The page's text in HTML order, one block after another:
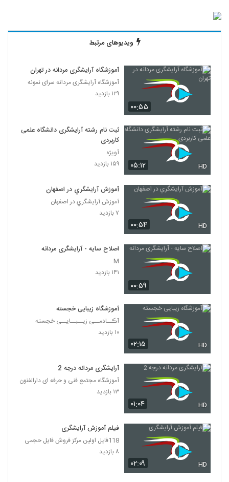
ویدیوهای مرتبط
۰۰:۵۵
آموزشگاه آرایشگری مردانه در تهران
آموزشگاه آرایشگری مردانه سرای نمونه
۱۲۹ بازدید
۰۵:۱۲ HD
ثبت نام رشته آرایشگری دانشگاه علمی
کاربردی
آویژه
۱۵۹ بازدید
۰۰:۵۴ HD
آموزش آرايشگري در اصفهان
آموزش آرايشگري در اصفهان
۷ بازدید
۰۰:۵۹
اصلاح سایه - آرایشگری مردانه
M
۱۴۱ بازدید
۰۲:۱۵ HD
آموزشگاه زیبایی خجسته
آڪــادمــی زیــبــایــی خجسته
۱۰ بازدید
۰۱:۰۴ HD
آرایشگری مردانه درجه 2
آموزشگاه مجتمع فنی و حرفه ای دارالفنون
۱۳ بازدید
۰۲:۰۹ HD
فیلم آموزش آرایشگری
118فایل اولین مرکز فروش فایل حجمی
۸ بازدید